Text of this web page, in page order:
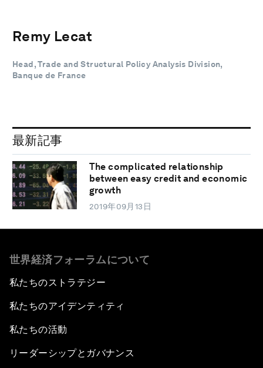
Remy Lecat
Head, Trade and Structural Policy Analysis Division,
Banque de France
最新記事
The complicated relationship
between easy credit and economic
growth
2019年09月13日
世界経済フォーラムについて
私たちのストラテジー
私たちのアイデンティティ
私たちの活動
リーダーシップとガバナンス